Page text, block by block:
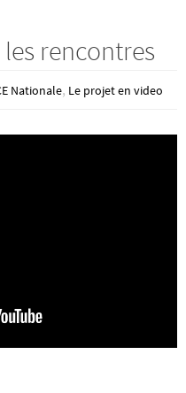
rencontres
Nationale, Le projet en video